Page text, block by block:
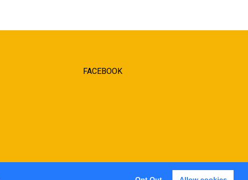
FACEBOOK